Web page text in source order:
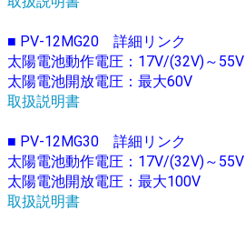
■ PV-12MG20 詳細リンク
太陽電池動作電圧：17V/(32V)～55V
太陽電池開放電圧：最大60V
取扱説明書
■ PV-12MG30 詳細リンク
太陽電池動作電圧：17V/(32V)～55V
太陽電池開放電圧：最大100V
取扱説明書